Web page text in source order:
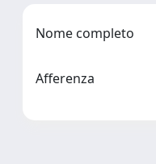
Nome completo
Afferenza